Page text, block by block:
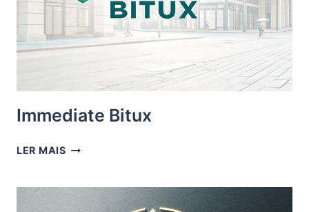
Immediate Bitux
LER MAISIMMEDIATE